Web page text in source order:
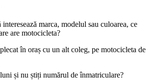
marca, modelul sau culoarea, ce
are motocicleta?
în oraș cu un alt coleg, pe motocicleta de
și nu știți numărul de înmatriculare?